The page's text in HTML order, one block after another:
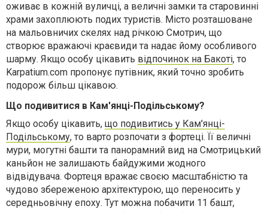
оживає в кожній вуличці, а величні замки та старовинні
храми захоплюють подих туристів. Місто розташоване
на мальовничих скелях над річкою Смотрич, що
створює вражаючі краєвиди та надає йому особливого
шарму. Якщо особу цікавить відпочинок на Бакоті, то
Karpatium.com пропонує путівник, який точно зробить
подорож більш цікавою.
Що подивитися в Кам'янці-Подільському?
Якщо особу цікавить, що подивитись у Кам'янці-
Подільському, то варто розпочати з фортеці. Її величні
мури, могутні башти та панорамний вид на Смотрицький
каньйон не залишають байдужими жодного
відвідувача. Фортеця вражає своєю масштабністю та
чудово збереженою архітектурою, що переносить у
середньовічну епоху. Тут можна побачити 11 башт,